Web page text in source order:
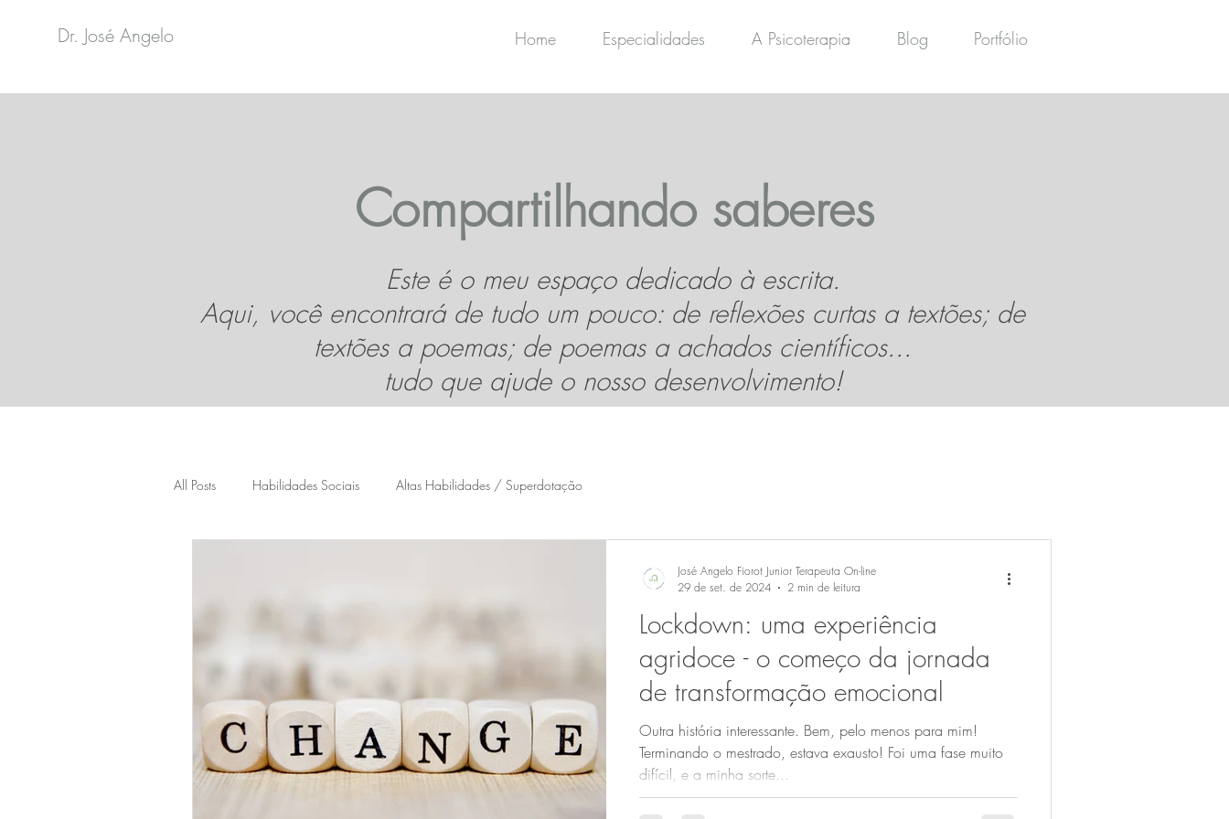
Dr. José Angelo Home Especialidades A Psicoterapia Blog Portfólio
Compartilhando saberes
Este é o meu espaço dedicado à escrita.
Aqui, você encontrará de tudo um pouco: de reflexões curtas a textões; de
textões a poemas; de poemas a achados científicos...
tudo que ajude o nosso desenvolvimento!
All Posts Habilidades Sociais Altas Habilidades / Superdotação
Lockdown: uma experiência
agridoce - o começo da jornada
de transformação emocional
Outra história interessante. Bem, pelo menos para mim!
Terminando o mestrado, estava exausto! Foi uma fase muito
difícil, e a minha sorte...
José Angelo Fiorot Junior Terapeuta On-line
29 de set. de 2024
2 min de leitura